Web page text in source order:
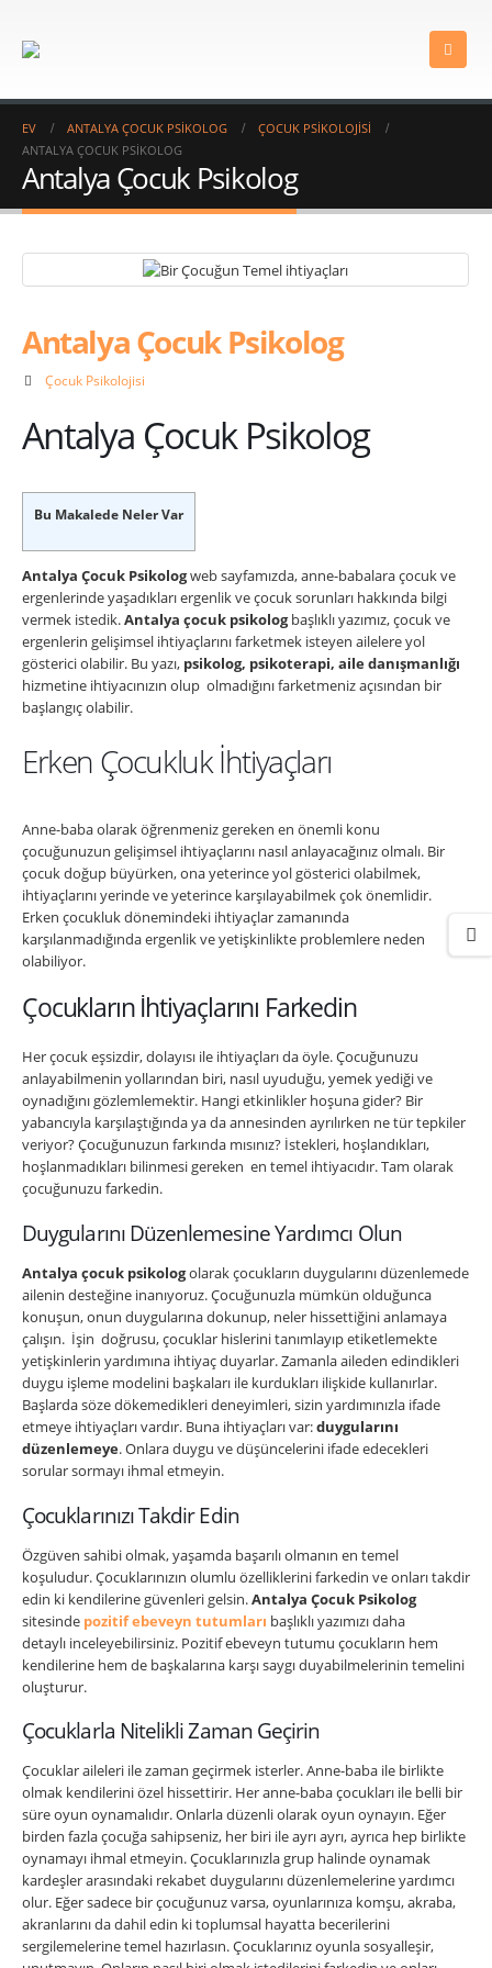
EV ANTALYA ÇOCUK PSIKOLOG
ÇOCUK PSIKOLOJISI
ANTALYA ÇOCUK PSIKOLOG
Antalya Çocuk Psikolog
Antalya Çocuk Psikolog
Çocuk Psikolojisi
Antalya Çocuk Psikolog
Bu Makalede Neler Var
Antalya Çocuk Psikologweb sayfamızda, anne-babalara çocuk ve
ergenlerinde yaşadıkları ergenlik ve çocuk sorunları hakkında bilgi
vermek istedik.Antalya çocuk psikologbaşlıklı yazımız, çocuk ve
ergenlerin gelişimsel ihtiyaçlarını farketmek isteyen ailelere yol
gösterici olabilir. Bu yazı, psikolog, psikoterapi, aile danışmanlığı
hizmetine ihtiyacınızın olup olmadığını farketmeniz açısından bir
başlangıç olabilir.
Erken Çocukluk İhtiyaçları
Anne-baba olarak öğrenmeniz gereken en önemli konu
çocuğunuzun gelişimsel ihtiyaçlarını nasıl anlayacağınız olmalı. Bir
çocuk doğup büyürken, ona yeterince yol gösterici olabilmek,
ihtiyaçlarını yerinde ve yeterince karşılayabilmek çok önemlidir.
Erken çocukluk dönemindeki ihtiyaçlar zamanında
karşılanmadığında ergenlik ve yetişkinlikte problemlere neden
olabiliyor.
Çocukların İhtiyaçlarını Farkedin
Her çocuk eşsizdir, dolayısı ile ihtiyaçları da öyle. Çocuğunuzu
anlayabilmenin yollarından biri, nasıl uyuduğu, yemek yediği ve
oynadığını gözlemlemektir. Hangi etkinlikler hoşuna gider? Bir
yabancıyla karşılaştığında ya da annesinden ayrılırken ne tür tepkiler
veriyor? Çocuğunuzun farkında mısınız? İstekleri, hoşlandıkları,
hoşlanmadıkları bilinmesi gereken en temel ihtiyacıdır. Tam olarak
çocuğunuzu farkedin.
Duygularını Düzenlemesine Yardımcı Olun
Antalya çocuk psikologolarak çocukların duygularını düzenlemede
ailenin desteğine inanıyoruz. Çocuğunuzla mümkün olduğunca
konuşun, onun duygularına dokunup, neler hissettiğini anlamaya
çalışın. İşin doğrusu, çocuklar hislerini tanımlayıp etiketlemekte
yetişkinlerin yardımına ihtiyaç duyarlar. Zamanla aileden edindikleri
duygu işleme modelini başkaları ile kurdukları ilişkide kullanırlar.
Başlarda söze dökemedikleri deneyimleri, sizin yardımınızla ifade
etmeye ihtiyaçları vardır. Buna ihtiyaçları var:duygularını
düzenlemeye. Onlara duygu ve düşüncelerini ifade edecekleri
sorular sormayı ihmal etmeyin.
Çocuklarınızı Takdir Edin
Özgüven sahibi olmak, yaşamda başarılı olmanın en temel
koşuludur. Çocuklarınızın olumlu özelliklerini farkedin ve onları takdir
edin ki kendilerine güvenleri gelsin.Antalya Çocuk Psikolog
sitesinde pozitif ebeveyn tutumları başlıklı yazımızı daha
detaylı inceleyebilirsiniz. Pozitif ebeveyn tutumu çocukların hem
kendilerine hem de başkalarına karşı saygı duyabilmelerinin temelini
oluşturur.
Çocuklarla Nitelikli Zaman Geçirin
Çocuklar aileleri ile zaman geçirmek isterler. Anne-baba ile birlikte
olmak kendilerini özel hissettirir. Her anne-baba çocukları ile belli bir
süre oyun oynamalıdır. Onlarla düzenli olarak oyun oynayın. Eğer
birden fazla çocuğa sahipseniz, her biri ile ayrı ayrı, ayrıca hep birlikte
oynamayı ihmal etmeyin. Çocuklarınızla grup halinde oynamak
kardeşler arasındaki rekabet duygularını düzenlemelerine yardımcı
olur. Eğer sadece bir çocuğunuz varsa, oyunlarınıza komşu, akraba,
akranlarını da dahil edin ki toplumsal hayatta becerilerini
sergilemelerine temel hazırlasın. Çocuklarınız oyunla sosyalleşir,